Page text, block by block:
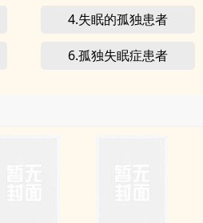
4.失眠的孤独患者
6.孤独失眠症患者